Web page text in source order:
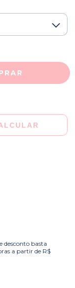
desconto basta
a partir de R$